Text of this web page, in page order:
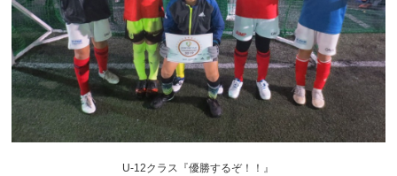
U-12クラス『優勝するぞ！！』